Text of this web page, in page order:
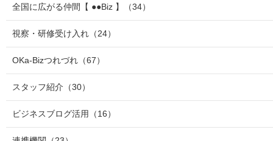
全国に広がる仲間【 ●●Biz 】 （34）
視察・研修受け入れ （24）
OKa-Bizつれづれ （67）
スタッフ紹介 （30）
ビジネスブログ活用 （16）